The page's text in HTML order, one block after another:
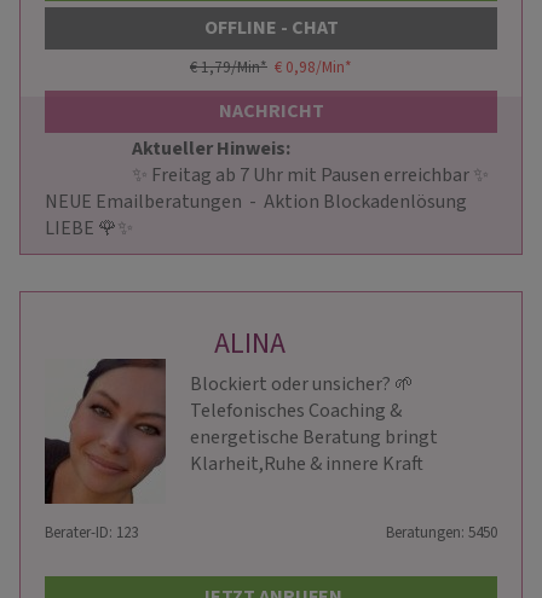
OFFLINE - CHAT
€ 1,79/Min* € 0,98/Min*
NACHRICHT
Aktueller Hinweis:
NEUE Emailberatungen  -  Aktion Blockadenlösung
LIEBE 🌹✨
ALINA
Blockiert oder unsicher? 🌱
Telefonisches Coaching &
energetische Beratung bringt
Klarheit,Ruhe & innere Kraft
Berater-ID: 123 Beratungen: 5450